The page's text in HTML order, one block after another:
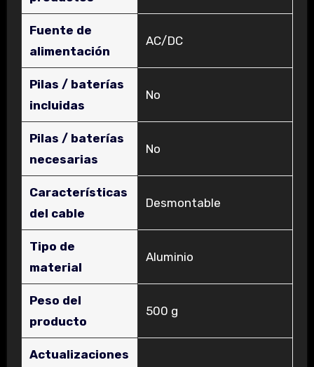
Fuente de
alimentación
‎AC/DC
Pilas / baterías
incluidas
‎No
Pilas / baterías
necesarias
‎No
Características
del cable
‎Desmontable
Tipo de
material
‎Aluminio
Peso del
producto
‎500 g
Actualizaciones